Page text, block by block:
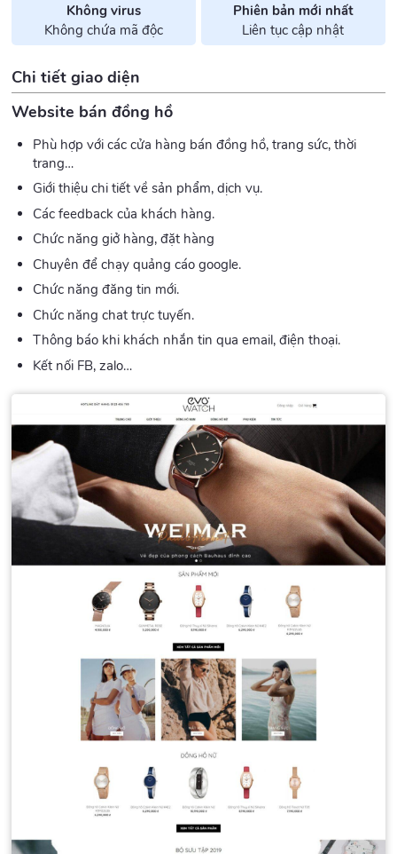
Không virus
Không chứa mã độc
Phiên bản mới nhất
Liên tục cập nhật
Chi tiết giao diện
Website bán đồng hồ
Phù hợp với các cửa hàng bán đồng hồ, trang sức, thời
trang…
Giới thiệu chi tiết về sản phẩm, dịch vụ.
Các feedback của khách hàng.
Chức năng giở hàng, đặt hàng
Chuyên để chạy quảng cáo google.
Chức năng đăng tin mới.
Chức năng chat trực tuyến.
Thông báo khi khách nhắn tin qua email, điện thoại.
Kết nối FB, zalo…